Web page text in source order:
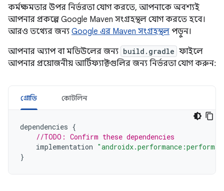
কর্মক্ষমতার উপর নির্ভরতা যোগ করতে, আপনাকে অবশ্যই
আপনার প্রকল্পে Google Maven সংগ্রহস্থল যোগ করতে হবে।
আরও তথ্যের জন্য Google এর Maven সংগ্রহস্থল পড়ুন।
আপনার অ্যাপ বা মডিউলের জন্য build.gradle ফাইলে
আপনার প্রয়োজনীয় আর্টিফ্যাক্টগুলির জন্য নির্ভরতা যোগ করুন:
গ্রোভি কোটলিন
dependencies {
//TODO: Confirm these dependencies
implementation
}